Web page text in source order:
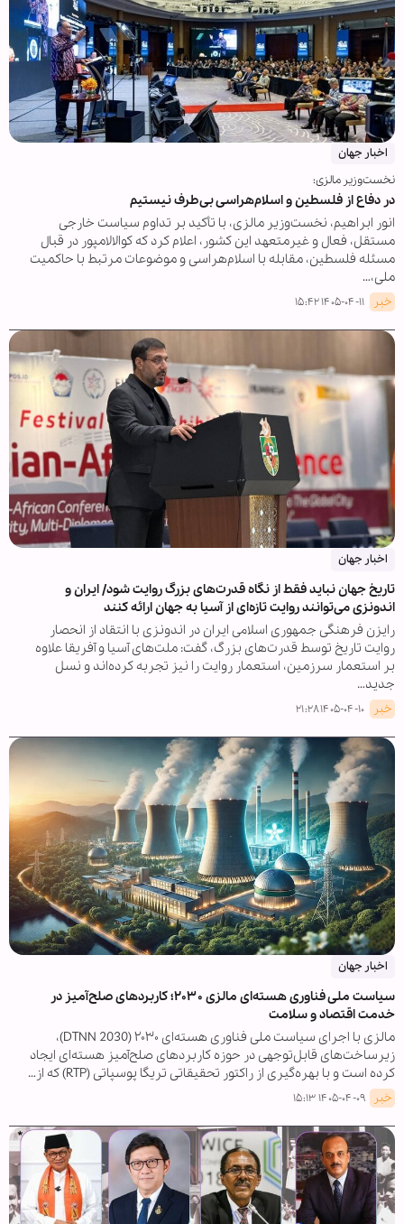
اخبار جهان
نخست‌وزیر مالزی:
در دفاع از فلسطین و اسلام‌هراسی بی‌طرف نیستیم
انور ابراهیم، نخست‌وزیر مالزی، با تأکید بر تداوم سیاست خارجی
مستقل، فعال و غیرمتعهد این کشور، اعلام کرد که کوالالامپور در قبال
مسئله فلسطین، مقابله با اسلام‌هراسی و موضوعات مرتبط با حاکمیت
ملی،…
خبر ۱۴۰۵-۰۴-۱۱ ۱۵:۴۲
اخبار جهان
تاریخ جهان نباید فقط از نگاه قدرت‌های بزرگ روایت شود/ ایران و
اندونزی می‌توانند روایت تازه‌ای از آسیا به جهان ارائه کنند
رایزن فرهنگی جمهوری اسلامی ایران در اندونزی با انتقاد از انحصار
روایت تاریخ توسط قدرت‌های بزرگ، گفت: ملت‌های آسیا و آفریقا علاوه
بر استعمار سرزمین، استعمار روایت را نیز تجربه کرده‌اند و نسل
جدید…
خبر ۱۴۰۵-۰۴-۱۰ ۲۱:۲۸
اخبار جهان
سیاست ملی فناوری هسته‌ای مالزی ۲۰۳۰؛ کاربردهای صلح‌آمیز در
خدمت اقتصاد و سلامت
مالزی با اجرای سیاست ملی فناوری هسته‌ای ۲۰۳۰ (DTNN 2030)،
زیرساخت‌های قابل‌توجهی در حوزه کاربردهای صلح‌آمیز هسته‌ای ایجاد
کرده است و با بهره‌گیری از راکتور تحقیقاتی تریگا پوسپاتی (RTP) که از…
خبر ۱۴۰۵-۰۴-۰۹ ۱۵:۱۳